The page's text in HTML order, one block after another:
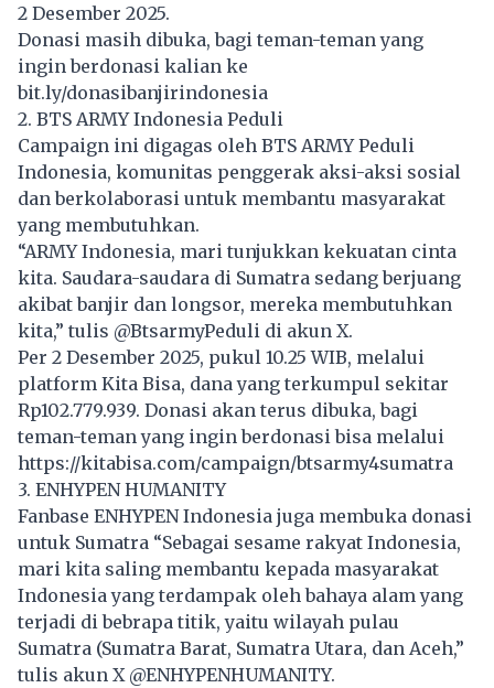
2 Desember 2025.
Donasi masih dibuka, bagi teman-teman yang
ingin berdonasi kalian ke
bit.ly/donasibanjirindonesia
2. BTS ARMY Indonesia Peduli
Campaign ini digagas oleh BTS ARMY Peduli
Indonesia, komunitas penggerak aksi-aksi sosial
dan berkolaborasi untuk membantu masyarakat
yang membutuhkan.
“ARMY Indonesia, mari tunjukkan kekuatan cinta
kita. Saudara-saudara di Sumatra sedang berjuang
akibat banjir dan longsor, mereka membutuhkan
kita,” tulis @BtsarmyPeduli di akun X.
Per 2 Desember 2025, pukul 10.25 WIB, melalui
platform Kita Bisa, dana yang terkumpul sekitar
Rp102.779.939. Donasi akan terus dibuka, bagi
teman-teman yang ingin berdonasi bisa melalui
https://kitabisa.com/campaign/btsarmy4sumatra
3. ENHYPEN HUMANITY
Fanbase ENHYPEN Indonesia juga membuka donasi
untuk Sumatra “Sebagai sesame rakyat Indonesia,
mari kita saling membantu kepada masyarakat
Indonesia yang terdampak oleh bahaya alam yang
terjadi di bebrapa titik, yaitu wilayah pulau
Sumatra (Sumatra Barat, Sumatra Utara, dan Aceh,”
tulis akun X @ENHYPENHUMANITY.